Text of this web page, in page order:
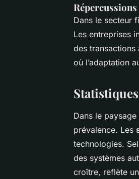
Dans le secteur
Les entreprises
des transactions
où l’adaptation
Dans le
prévalence. Les
technologies.
des systèmes
croître, reflète